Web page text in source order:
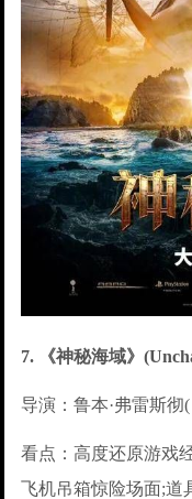
7. 《神秘海域》
导演：鲁本·弗雷斯彻
看点：高度还原游戏
飞机吊箱惊险场面;道